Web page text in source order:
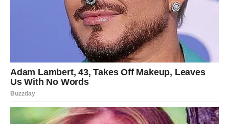
Nemojte danas odbijati spontane pozive jer upravo oni
vode ka najlepšim trenucima.
Ribe danas osećaju da se ostvaruje ono o čemu su dugo
maštale.
Partner pokazuje nežnost, razumevanje i ljubav kakvu ste